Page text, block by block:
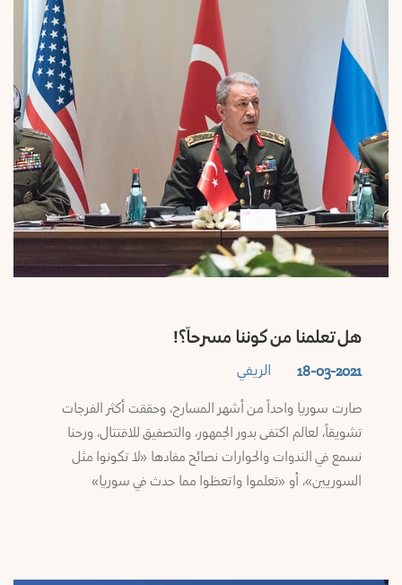
هل تعلمنا من كوننا مسرحاً؟!
الريفي 18-03-2021
صارت سوريا واحداً من أشهر المسارح، وحققت أكثر الفرجات
تشويقاً، لعالم اكتفى بدور الجمهور، والتصفيق للاقتتال، ورحنا
نسمع في الندوات والحوارات نصائح مفادها «لا تكونوا مثل
السوريين»، أو «تعلموا واتعظوا مما حدث في سوريا»